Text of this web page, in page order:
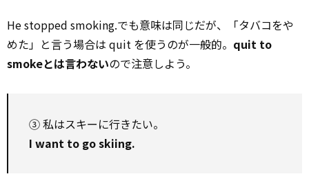
He stopped smoking.でも意味は同じだが、「タバコをや
めた」と言う場合は quit を使うのが一般的。 quit to
smokeとは言わないので注意しよう。
③ 私はスキーに行きたい。
I want to go skiing.